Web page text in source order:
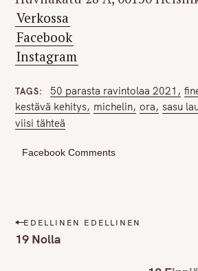
Verkossa
Facebook
Instagram
TAGS 50 parasta ravintolaa 2021
kestävä kehitys michelin ora sasu
viisi tähteä
Facebook Comments
P
o
EDELLINEN EDELLINEN
19 Nolla